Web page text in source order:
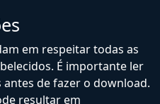
em respeitar todas as
É importante ler
de fazer o download.
resultar em